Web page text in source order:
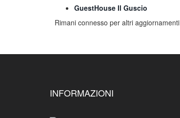
GuestHouse Il Guscio
Rimani connesso per altri aggiornamenti
INFORMAZIONI